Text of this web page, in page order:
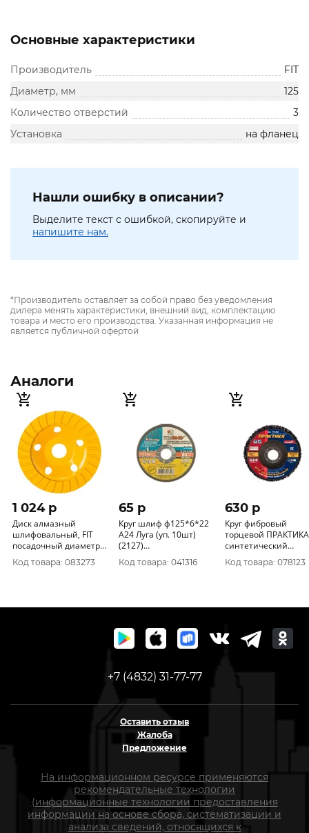
Основные характеристики
Производитель
FIT
Диаметр, мм
125
Количество отверстий
3
Установка
на фланец
Нашли ошибку в описании?
Выделите текст с ошибкой, скопируйте и
напишите нам.
*Производитель оставляет за собой право без уведомления
дилера менять характеристики, внешний вид, комплектацию
товара и место его производства. Указанная информация не
является публичной офертой
Аналоги
1 024 p
Диск алмазный
шлифовальный, FIT
посадочный диаметр
22, 2 мм, " Турбо" 125
мм 39521
Код товара: 083273
65 p
Круг шлиф ф125*6*22
А24 Луга (уп. 10шт)
(2127)
D11201252260000
Код товара: 041316
630 p
Круг фибровый
торцевой ПРАКТИКА
синтетический
(коралловый) 125 x
мм шлифовальный
Код товара: 078123
+7 (4832) 31-77-77
Оставить отзыв
Жалоба
Предложение
На информационном ресурсе применяются
рекомендательные технологии
(информационные технологии предоставления
информации на основе сбора, систематизации и
анализа сведений, относящихся к